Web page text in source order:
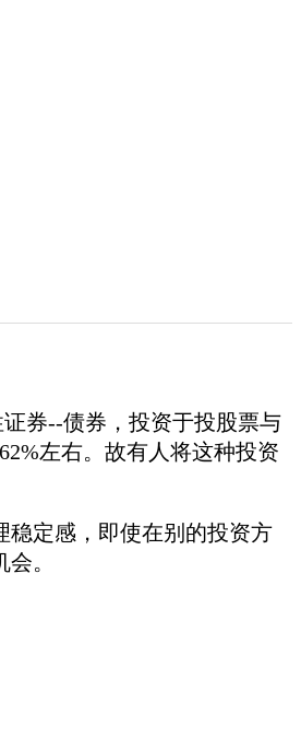
券--债券，投资于投股票与
左右。故有人将这种投资
定感，即使在别的投资方
。